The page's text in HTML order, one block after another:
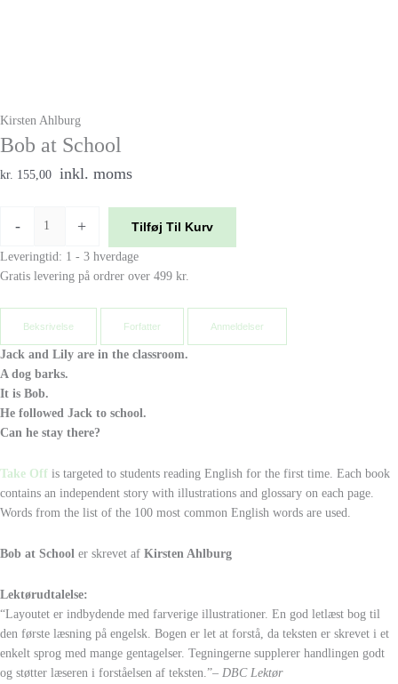
Kirsten Ahlburg
Bob at School
kr. 155,00 inkl. moms
- + Tilføj Til Kurv
Leveringtid: 1 - 3 hverdage
Gratis levering på ordrer over 499 kr.
Beksrivelse Forfatter Anmeldelser
Jack and Lily are in the classroom.
A dog barks.
It is Bob.
He followed Jack to school.
Can he stay there?
Take Off is targeted to students reading English for the first time. Each book
contains an independent story with illustrations and glossary on each page.
Words from the list of the 100 most common English words are used.
Bob at School er skrevet af Kirsten Ahlburg
Lektørudtalelse:
“Layoutet er indbydende med farverige illustrationer. En god letlæst bog til
den første læsning på engelsk. Bogen er let at forstå, da teksten er skrevet i et
enkelt sprog med mange gentagelser. Tegningerne supplerer handlingen godt
og støtter læseren i forståelsen af teksten.”– DBC Lektør